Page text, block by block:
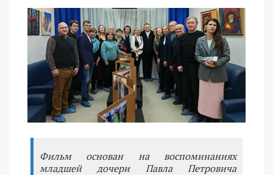
Фильм основан на воспоминаниях
младшей дочери Павла Петровича